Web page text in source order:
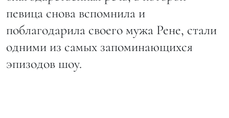
певица снова вспомнила и
поблагодарила своего мужа Рене, стали
одними из самых запоминающихся
эпизодов шоу.